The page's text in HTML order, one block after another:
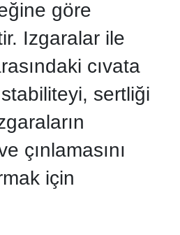
göre
Izgaralar ile
cıvata
sertliği
çınlamasını
için